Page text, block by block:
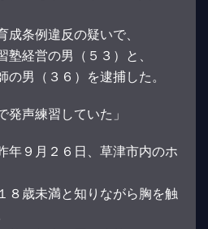
成条例違反の疑いで、
塾経営の男（５３）と、
の男（３６）を逮捕した。
声練習していた」
年９月２６日、草津市内のホ
８歳未満と知りながら胸を触